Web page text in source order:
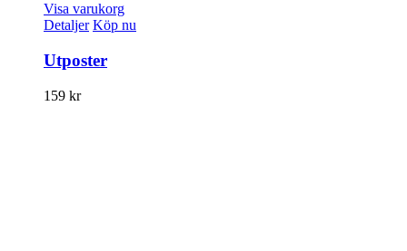
Visa varukorg
Detaljer Köp nu
Utposter
159 kr